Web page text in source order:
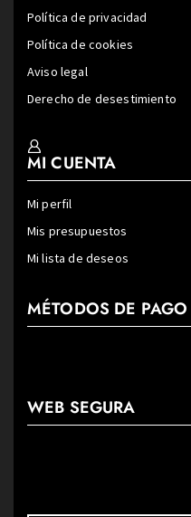
Política de privacidad
Política de cookies
Aviso legal
Derecho de desestimiento
MI CUENTA
Mi perfil
Mis presupuestos
Mi lista de deseos
MÉTODOS DE PAGO
WEB SEGURA